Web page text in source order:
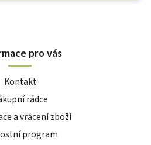
pro vás
Kontakt
rádce
a vrácení zboží
program